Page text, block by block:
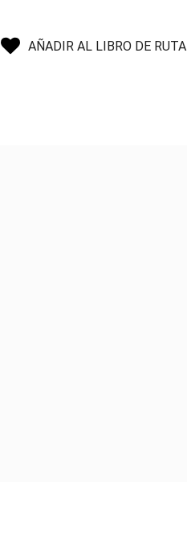
AÑADIR AL LIBRO DE RUTA